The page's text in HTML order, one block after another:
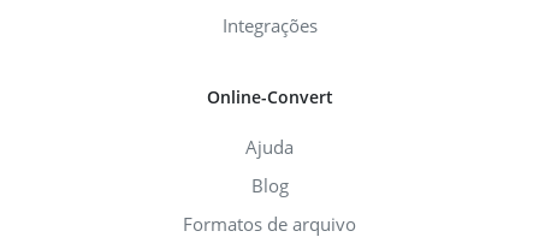
Integrações
Online-Convert
Ajuda
Blog
Formatos de arquivo